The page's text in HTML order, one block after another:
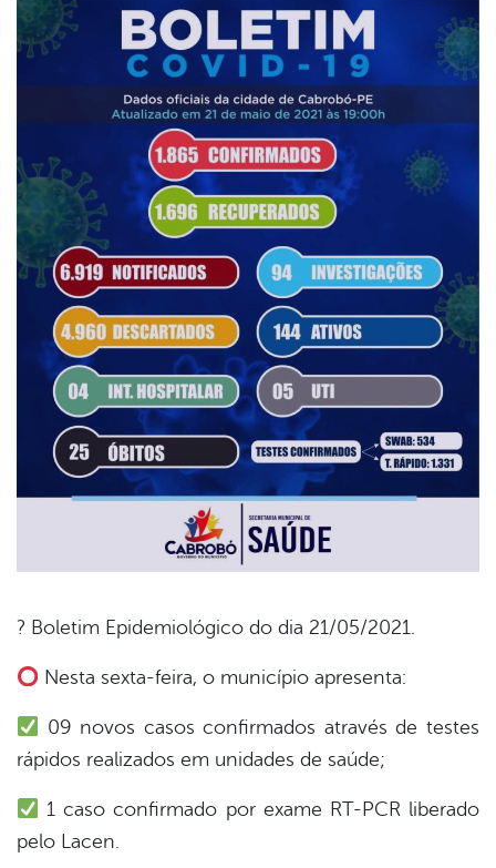
? Boletim Epidemiológico do dia 21/05/2021.
Nesta sexta-feira, o município apresenta:
09 novos casos confirmados através de testes
rápidos realizados em unidades de saúde;
1 caso confirmado por exame RT-PCR liberado
pelo Lacen.